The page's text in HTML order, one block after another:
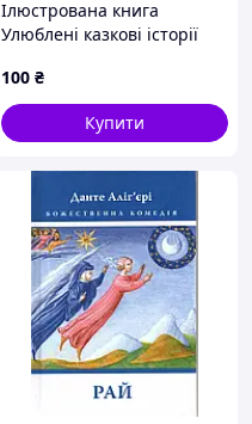
Ілюстрована книга
Улюблені казкові історії
100 ₴
Купити